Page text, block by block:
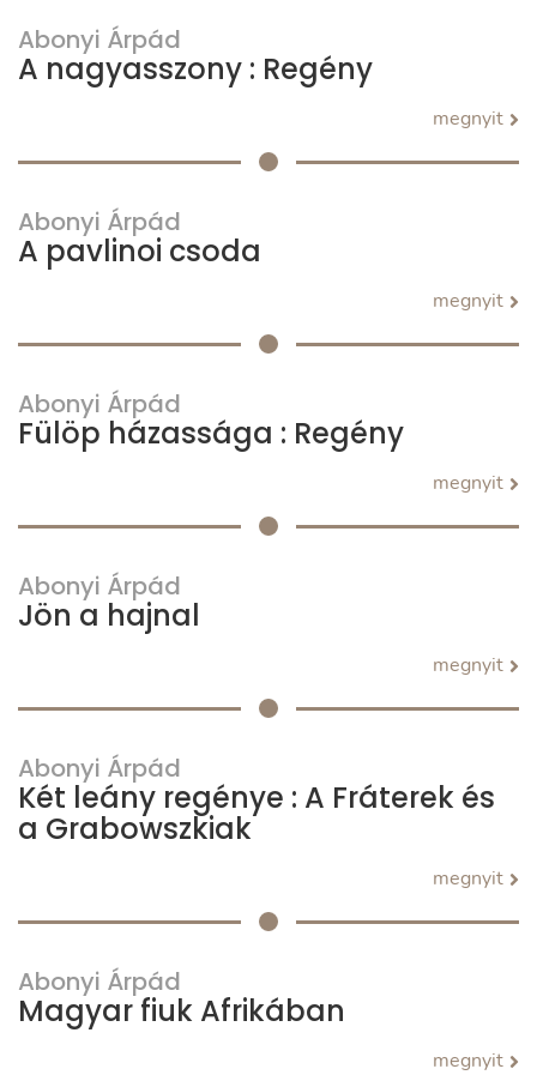
Abonyi Árpád
A nagyasszony : Regény
megnyit
Abonyi Árpád
A pavlinoi csoda
megnyit
Abonyi Árpád
Fülöp házassága : Regény
megnyit
Abonyi Árpád
Jön a hajnal
megnyit
Abonyi Árpád
Két leány regénye : A Fráterek és
a Grabowszkiak
megnyit
Abonyi Árpád
Magyar fiuk Afrikában
megnyit